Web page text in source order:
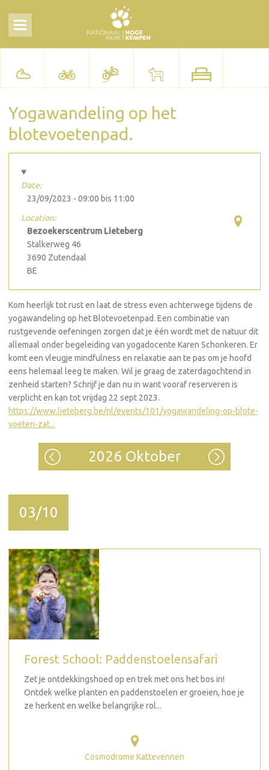
Yogawandeling op het
blotevoetenpad.
Date:
23/09/2023 - 09:00 bis 11:00
Location:
Bezoekerscentrum Lieteberg
Stalkerweg 46
3690 Zutendaal
BE
Kom heerlijk tot rust en laat de stress even achterwege tijdens de
yogawandeling op het Blotevoetenpad. Een combinatie van
rustgevende oefeningen zorgen dat je één wordt met de natuur dit
allemaal onder begeleiding van yogadocente Karen Schonkeren. Er
komt een vleugje mindfulness en relaxatie aan te pas om je hoofd
eens helemaal leeg te maken. Wil je graag de zaterdagochtend in
zenheid starten? Schrijf je dan nu in want vooraf reserveren is
verplicht en kan tot vrijdag 22 sept 2023.
https://www.lieteberg.be/nl/events/101/yogawandeling-op-blote-
voeten-zat...
2026 Oktober
03/10
Forest School: Paddenstoelensafari
Zet je ontdekkingshoed op en trek met ons het bos in!
Ontdek welke planten en paddenstoelen er groeien, hoe je
ze herkent en welke belangrijke rol...
Cosmodrome Kattevennen